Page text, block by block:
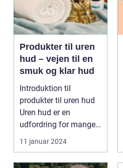
Produkter til uren
hud – vejen til en
smuk og klar hud
Introduktion til
produkter til uren hud
Uren hud er en
udfordring for mange
mennesker og kan
have e...
11 januar 2024